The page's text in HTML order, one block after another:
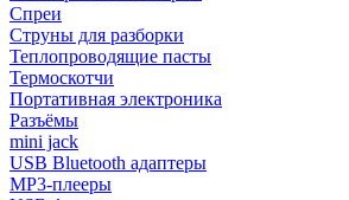
Спреи
Струны для разборки
Теплопроводящие пасты
Термоскотчи
Портативная электроника
Разъёмы
mini jack
USB Bluetooth адаптеры
MP3-плееры